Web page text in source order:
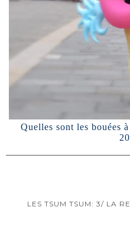
Quelles sont les bouées
LES TSUM TSUM: 3/ LA